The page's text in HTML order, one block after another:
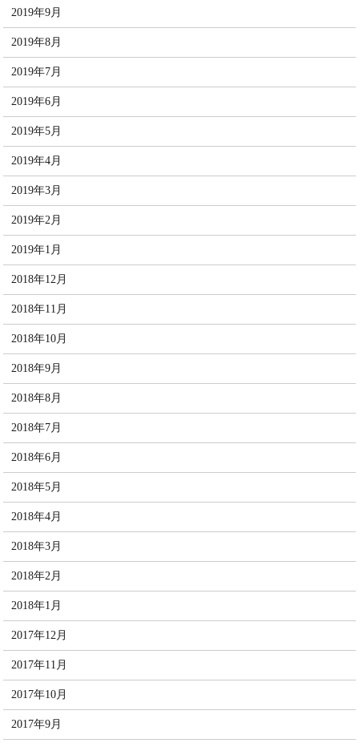
2019年9月
2019年8月
2019年7月
2019年6月
2019年5月
2019年4月
2019年3月
2019年2月
2019年1月
2018年12月
2018年11月
2018年10月
2018年9月
2018年8月
2018年7月
2018年6月
2018年5月
2018年4月
2018年3月
2018年2月
2018年1月
2017年12月
2017年11月
2017年10月
2017年9月